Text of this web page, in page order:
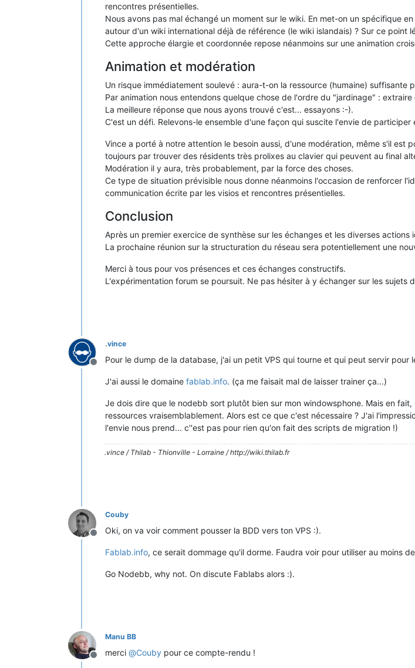
rencontres présentielles.
Nous avons pas mal échangé un moment sur le wiki. En met-on un spécifique
autour d'un wiki international déjà de référence (le wiki islandais) ? Sur ce point
Cette approche élargie et coordonnée repose néanmoins sur une animation
Animation et modération
Un risque immédiatement soulevé : aura-t-on la ressource (humaine) suffisante
Par animation nous entendons quelque chose de l'ordre du "jardinage" :
La meilleure réponse que nous ayons trouvé c'est... essayons :-).
C'est un défi. Relevons-le ensemble d'une façon qui suscite l'envie de participer
Vince a porté à notre attention le besoin aussi, d'une modération, même s'il est
toujours par trouver des résidents très prolixes au clavier qui peuvent au final
Modération il y aura, très probablement, par la force des choses.
Ce type de situation prévisible nous donne néanmoins l'occasion de renforcer
communication écrite par les visios et rencontres présentielles.
Conclusion
Après un premier exercice de synthèse sur les échanges et les diverses actions
La prochaine réunion sur la structuration du réseau sera potentiellement une
Merci à tous pour vos présences et ces échanges constructifs.
L'expérimentation forum se poursuit. Ne pas hésiter à y échanger sur les sujets
Hors-ligne
.vince
Pour le dump de la database, j'ai un petit VPS qui tourne et qui peut servir pour
J'ai aussi le domaine fablab.info. (ça me faisait mal de laisser trainer ça...)
Je dois dire que le nodebb sort plutôt bien sur mon windowsphone. Mais en
ressources vraisemblablement. Alors est ce que c'est nécessaire ? J'ai
l'envie nous prend... c''est pas pour rien qu'on fait des scripts de migration !)
.vince / Thilab - Thionville - Lorraine / http://wiki.thilab.fr
Hors-ligne
Couby
Oki, on va voir comment pousser la BDD vers ton VPS :).
Fablab.info, ce serait dommage qu'il dorme. Faudra voir pour utiliser au moins
Go Nodebb, why not. On discute Fablabs alors :).
Hors-ligne
Manu BB
merci @Couby pour ce compte-rendu !